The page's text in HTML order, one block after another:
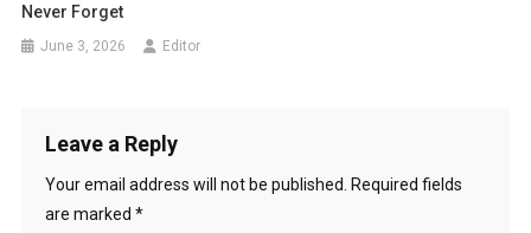
Never Forget
June 3, 2026 Editor
Leave a Reply
Your email address will not be published.
Required fields
are marked *